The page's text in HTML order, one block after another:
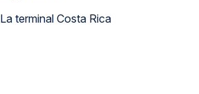
La terminal Costa Rica